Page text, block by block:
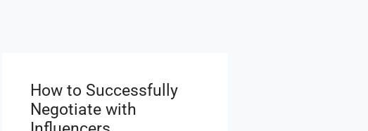
How to Successfully
Negotiate with